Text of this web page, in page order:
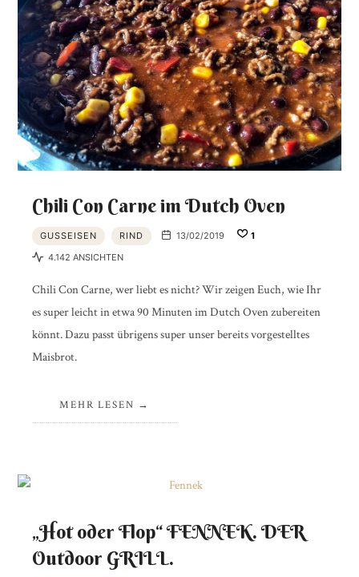
Chili Con Carne im Dutch Oven
GUSSEISEN RIND 13/02/2019
1
4.142 ANSICHTEN
Chili Con Carne, wer liebt es nicht? Wir zeigen Euch, wie Ihr
es super leicht in etwa 90 Minuten im Dutch Oven zubereiten
könnt. Dazu passt übrigens super unser bereits vorgestelltes
Maisbrot.
MEHR LESEN
„Hot oder Flop“ FENNEK. DER
Outdoor GRILL.